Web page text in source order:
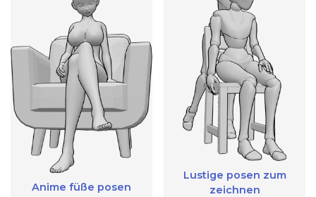
Anime füße posen
Lustige posen zum
zeichnen